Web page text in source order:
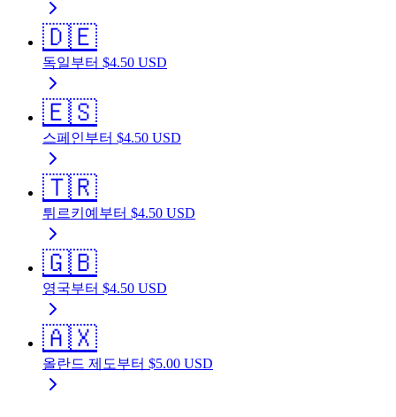
🇩🇪
독일부터 $4.50 USD
🇪🇸
스페인부터 $4.50 USD
🇹🇷
튀르키예 부터 $4.50 USD
🇬🇧
영국부터 $4.50 USD
🇦🇽
올란드 제도부터 $5.00 USD